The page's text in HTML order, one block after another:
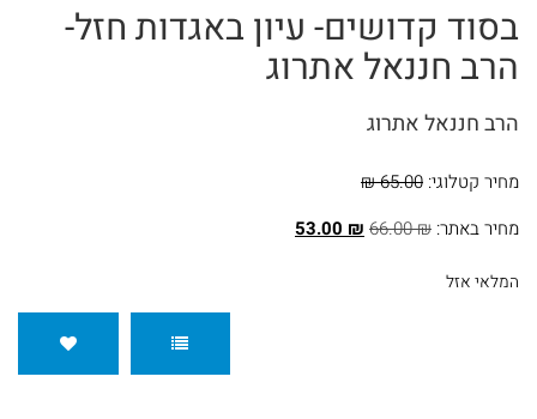
ולבנות
בנושא
ספרים
אפשרויות
משלוחים
קניות
בסוד קדושים- עיון באגדות חזל-
הרב חננאל אתרוג
הרב חננאל אתרוג
מחיר קטלוגי: 65.00 ₪
מחיר באתר:
66.00₪
53.00 ₪
המלאי אזל